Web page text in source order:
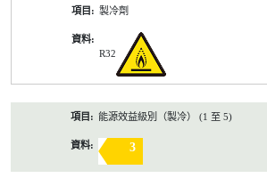
製冷劑
R32
能源效益級別（製冷） (1 至 5)
3